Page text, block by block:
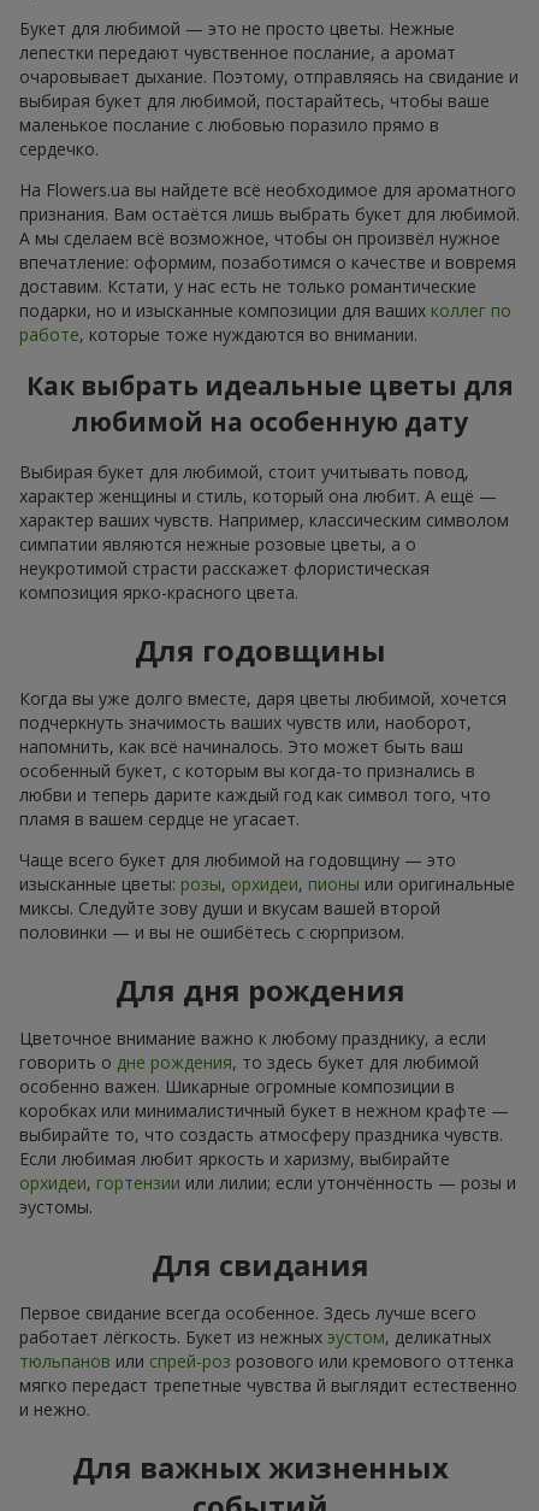
Букет для любимой — это не просто цветы. Нежные
лепестки передают чувственное послание, а аромат
очаровывает дыхание. Поэтому, отправляясь на свидание и
выбирая букет для любимой, постарайтесь, чтобы ваше
маленькое послание с любовью поразило прямо в
сердечко.
На Flowers.ua вы найдете всё необходимое для ароматного
признания. Вам остаётся лишь выбрать букет для любимой.
А мы сделаем всё возможное, чтобы он произвёл нужное
впечатление: оформим, позаботимся о качестве и вовремя
доставим. Кстати, у нас есть не только романтические
подарки, но и изысканные композиции для ваших коллег по
работе, которые тоже нуждаются во внимании.
Как выбрать идеальные цветы для
любимой на особенную дату
Выбирая букет для любимой, стоит учитывать повод,
характер женщины и стиль, который она любит. А ещё —
характер ваших чувств. Например, классическим символом
симпатии являются нежные розовые цветы, а о
неукротимой страсти расскажет флористическая
композиция ярко-красного цвета.
Для годовщины
Когда вы уже долго вместе, даря цветы любимой, хочется
подчеркнуть значимость ваших чувств или, наоборот,
напомнить, как всё начиналось. Это может быть ваш
особенный букет, с которым вы когда-то признались в
любви и теперь дарите каждый год как символ того, что
пламя в вашем сердце не угасает.
Чаще всего букет для любимой на годовщину — это
изысканные цветы: розы, орхидеи, пионы или оригинальные
миксы. Следуйте зову души и вкусам вашей второй
половинки — и вы не ошибётесь с сюрпризом.
Для дня рождения
Цветочное внимание важно к любому празднику, а если
говорить о дне рождения, то здесь букет для любимой
особенно важен. Шикарные огромные композиции в
коробках или минималистичный букет в нежном крафте —
выбирайте то, что создасть атмосферу праздника чувств.
Если любимая любит яркость и харизму, выбирайте
орхидеи, гортензии или лилии; если утончённость — розы и
эустомы.
Для свидания
Первое свидание всегда особенное. Здесь лучше всего
работает лёгкость. Букет из нежных эустом, деликатных
тюльпанов или спрей-роз розового или кремового оттенка
мягко передаст трепетные чувства й выглядит естественно
и нежно.
Для важных жизненных